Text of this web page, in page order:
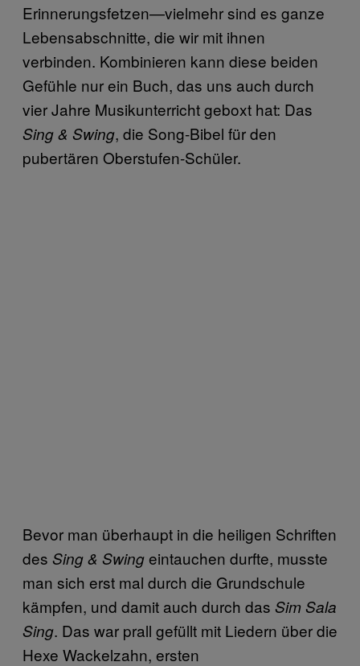
Erinnerungsfetzen—vielmehr sind es ganze
Lebensabschnitte, die wir mit ihnen
verbinden. Kombinieren kann diese beiden
Gefühle nur ein Buch, das uns auch durch
vier Jahre Musikunterricht geboxt hat: Das
Sing & Swing, die Song-Bibel für den
pubertären Oberstufen-Schüler.
Bevor man überhaupt in die heiligen Schriften
des Sing & Swingeintauchen durfte, musste
man sich erst mal durch die Grundschule
kämpfen, und damit auch durch das Sim Sala
Sing. Das war prall gefüllt mit Liedern über die
Hexe Wackelzahn, ersten